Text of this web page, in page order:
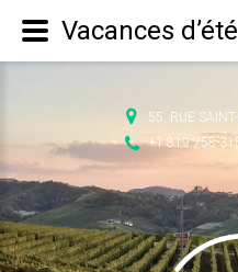
55, RUE
+1 819 758-
Vacances